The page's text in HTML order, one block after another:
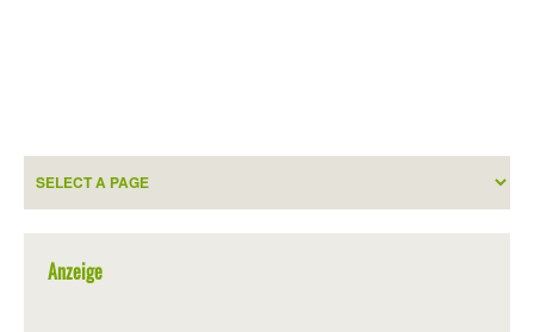
Anzeige